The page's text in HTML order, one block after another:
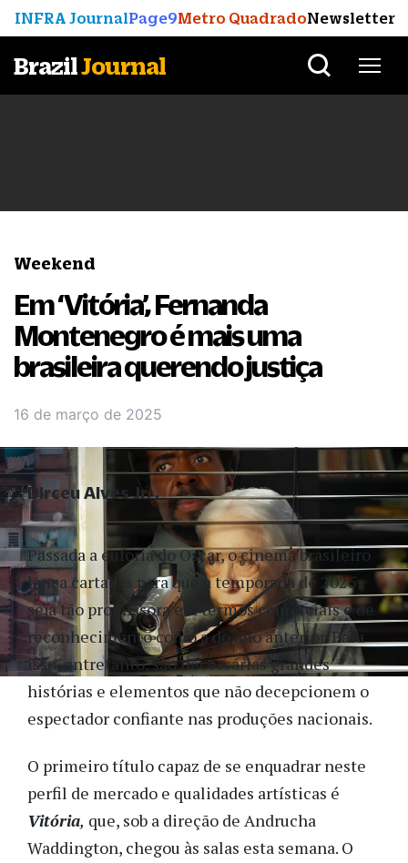
INFRA JournalPage9Metro QuadradoNewsletter
BrazilJournal
Weekend
Em ‘Vitória’, Fernanda
Montenegro é mais uma
brasileira querendo justiça
16 de março de 2025
Passada a euforia do Oscar, o cinema brasileiro
lança cartadas para que a temporada de 2025
seja tão promissora em termos comerciais e de
reconhecimento como a do ano anterior. Para
isso, entretanto, são necessárias grandes
histórias e elementos que não decepcionem o
espectador confiante nas produções nacionais.
O primeiro título capaz de se enquadrar neste
perfil de mercado e qualidades artísticas é
Vitória, que, sob a direção de Andrucha
Waddington, chegou às salas esta semana. O
Dirceu Alves Jr.